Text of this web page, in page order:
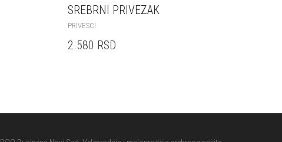
SREBRNI PRIVEZAK
PRIVESCI
2.580 RSD